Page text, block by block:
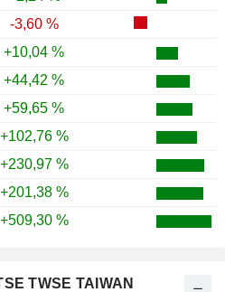
-3,60 %
+10,04 %
+44,42 %
+59,65 %
+102,76 %
+230,97 %
+201,38 %
+509,30 %
TWSE TAIWAN